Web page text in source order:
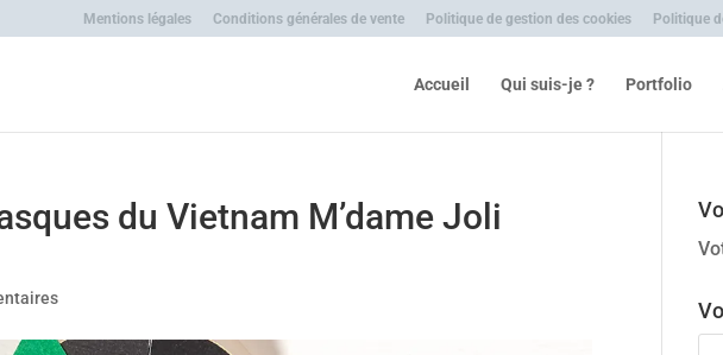
Mentions légales Conditions générales de vente Politique de gestion des cookies Politique
Accueil Qui suis-je ? Portfolio
du Vietnam M’dame Joli